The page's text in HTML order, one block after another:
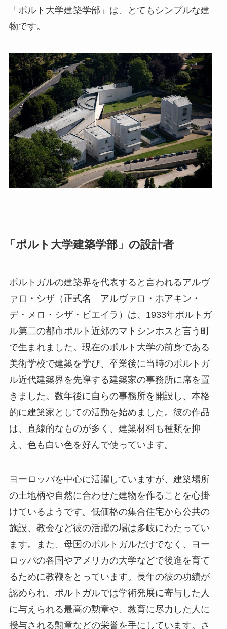
「ポルト大学建築学部」は、とてもシンプルな建
物です。
「ポルト大学建築学部」の設計者
ポルトガルの建築界を代表すると言われるアルヴ
ァロ・シザ（正式名 アルヴァロ・ホアキン・
デ・メロ・シザ・ビエイラ）は、1933年ポルトガ
ル第二の都市ポルト近郊のマトシンホスと言う町
で生まれました。現在のポルト大学の前身である
美術学校で建築を学び、卒業後に当時のポルトガ
ル近代建築界を先導する建築家の事務所に席を置
きました。数年後に自らの事務所を開設し、本格
的に建築家としての活動を始めました。彼の作品
は、直線的なものが多く、建築材料も種類を抑
え、色も白い色を好んで使っています。
ヨーロッパを中心に活躍していますが、建築場所
の土地柄や自然に合わせた建物を作ることを心掛
けているようです。低価格の集合住宅から公共の
施設、教会など彼の活躍の場は多岐にわたってい
ます。また、母国のポルトガルだけでなく、ヨー
ロッパの各国やアメリカの大学などで後進を育て
るために教鞭をとっています。長年の彼の功績が
認められ、ポルトガルでは学術発展に寄与した人
に与えられる最高の勲章や、教育に尽力した人に
授与される勲章などの栄誉を手にしています。さ